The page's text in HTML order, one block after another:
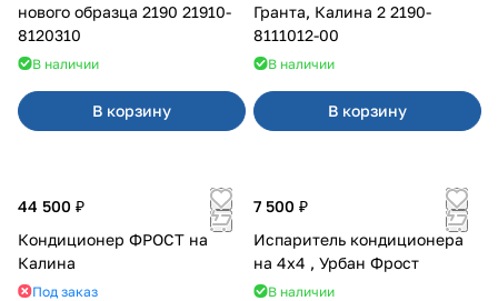
нового образца 2190 21910-
8120310
В наличии
В корзину
Гранта, Калина 2 2190-
8111012-00
В наличии
В корзину
44 500 ₽
Кондиционер ФРОСТ на
Калина
Под заказ
7 500 ₽
Испаритель кондиционера
на 4x4 , Урбан Фрост
В наличии